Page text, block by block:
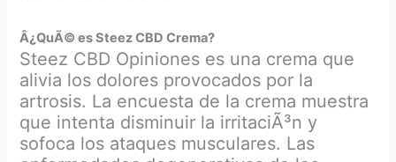
Â¿QuÃ© es Steez CBD Crema?
Steez CBD Opiniones es una crema que
alivia los dolores provocados por la
artrosis. La encuesta de la crema muestra
que intenta disminuir la irritaciÃ³n y
sofoca los ataques musculares. Las